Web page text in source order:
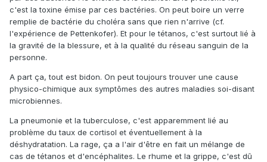
c'est la toxine émise par ces bactéries. On peut boire un verre
remplie de bactérie du choléra sans que rien n'arrive (cf.
l'expérience de Pettenkofer). Et pour le tétanos, c'est surtout lié à
la gravité de la blessure, et à la qualité du réseau sanguin de la
personne.
A part ça, tout est bidon. On peut toujours trouver une cause
physico-chimique aux symptômes des autres maladies soi-disant
microbiennes.
La pneumonie et la tuberculose, c'est apparemment lié au
problème du taux de cortisol et éventuellement à la
déshydratation. La rage, ça a l'air d'être en fait un mélange de
cas de tétanos et d'encéphalites. Le rhume et la grippe, c'est dû